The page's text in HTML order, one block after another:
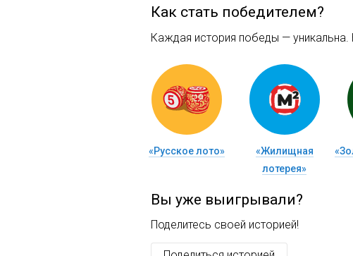
Как стать победителем?
Каждая история победы — уникальна.
«Русское лото»
«Жилищная
лотерея»
Вы уже выигрывали?
Поделитесь своей историей!